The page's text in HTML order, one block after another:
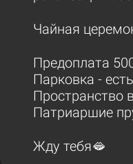
Чайная
Предоплата
Парковка - есть
Пространство
Патриаршие
Жду тебя🫦